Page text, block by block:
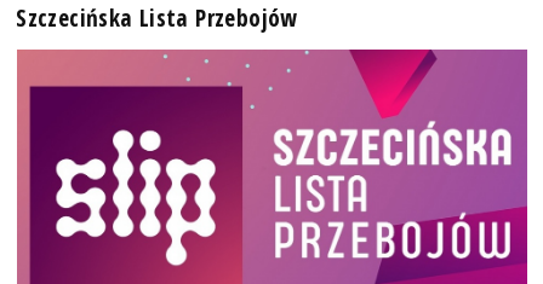
Szczecińska Lista Przebojów